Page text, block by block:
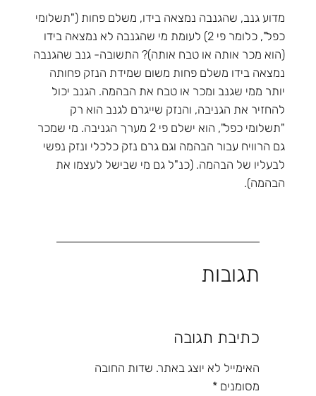
מדוע גנב, שהגנבה נמצאה בידו, משלם פחות ("תשלומי
כפל", כלומר פי 2) לעומת מי שהגנבה לא נמצאה בידו
(הוא מכר אותה או טבח אותה)? התשובה- גנב שהגנבה
נמצאה בידו משלם פחות משום שמידת הנזק פחותה
יותר ממי שגנב ומכר או טבח את הבהמה. הגנב יכול
להחזיר את הגניבה, והנזק שייגרם לגנב הוא רק
"תשלומי כפל", הוא ישלם פי 2 מערך הגניבה. מי שמכר
גם הרוויח עבור הבהמה וגם גרם נזק כלכלי ונזק נפשי
לבעליו של הבהמה. (כנ"ל גם מי שבישל לעצמו את
הבהמה).
תגובות
כתיבת תגובה
האימייל לא יוצג באתר. שדות החובה
מסומנים *